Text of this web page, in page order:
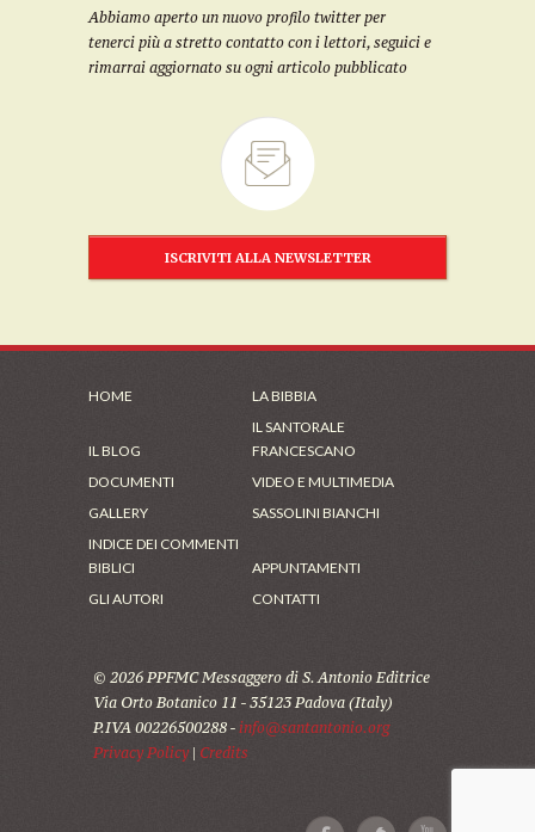
Abbiamo aperto un nuovo profilo twitter per
tenerci più a stretto contatto con i lettori, seguici e
rimarrai aggiornato su ogni articolo pubblicato
ISCRIVITI ALLA NEWSLETTER
HOME LA BIBBIA
IL BLOG
IL SANTORALE
FRANCESCANO
DOCUMENTI
VIDEO E MULTIMEDIA
GALLERY
SASSOLINI BIANCHI
INDICE DEI COMMENTI
BIBLICI
APPUNTAMENTI
GLI AUTORI
CONTATTI
© 2026 PPFMC Messaggero di S. Antonio Editrice
Via Orto Botanico 11 - 35123 Padova (Italy)
P.IVA 00226500288 - info@santantonio.org
Privacy Policy| Credits